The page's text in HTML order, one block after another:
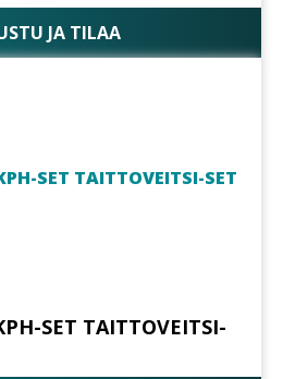
JA TILAA
SET TAITTOVEITSI-